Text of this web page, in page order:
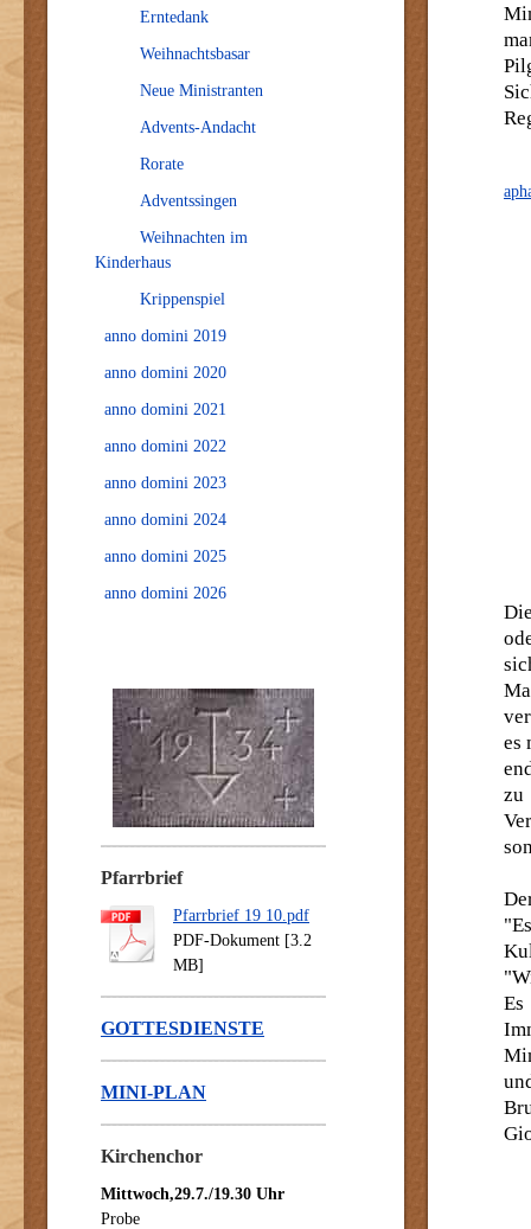
es
zu
Erntedank
Weihnachtsbasar
Neue Ministranten
Advents-Andacht
Rorate
Adventssingen
Weihnachten im
Kinderhaus
Krippenspiel
anno domini 2019
anno domini 2020
anno domini 2021
anno domini 2022
anno domini 2023
anno domini 2024
anno domini 2025
anno domini 2026
Pfarrbrief
Pfarrbrief 19 10.pdf
PDF-Dokument [3.2
MB]
GOTTESDIENSTE
MINI-PLAN
Kirchenchor
Mittwoch,29.7./19.30 Uhr
Probe